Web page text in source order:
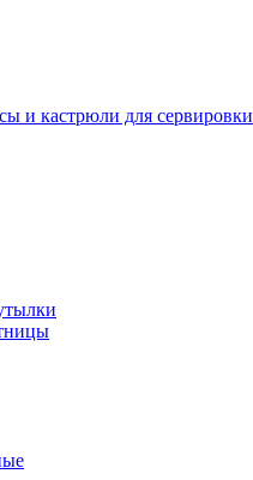
и кастрюли для сервировки